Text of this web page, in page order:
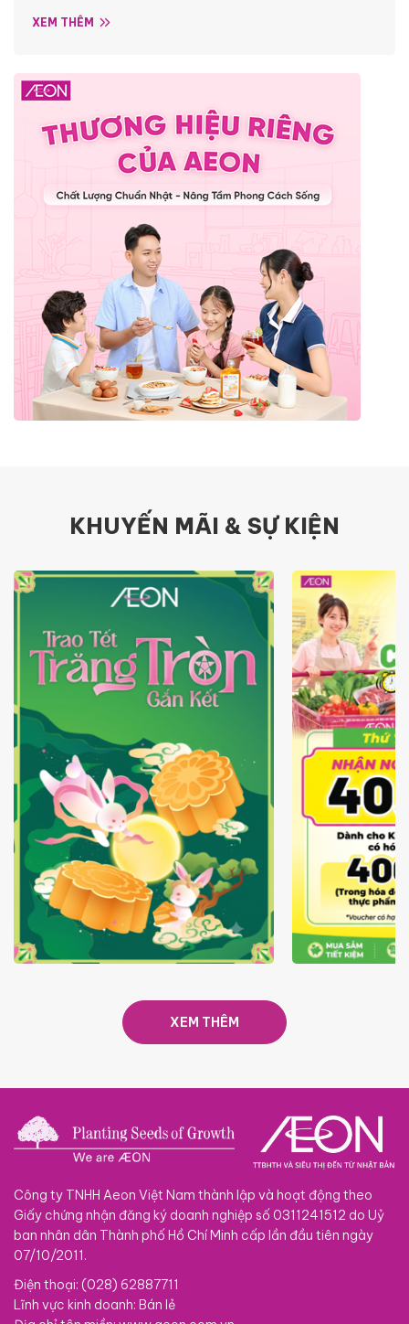
XEM THÊM
KHUYẾN MÃI & SỰ KIỆN
TRAO TẾT TRĂNG TRÒN GẮN
GIÁ LUÔN
XEM THÊM
Công ty TNHH Aeon Việt Nam thành lập và hoạt động theo
Giấy chứng nhận đăng ký doanh nghiệp số 0311241512 do Uỷ
ban nhân dân Thành phố Hồ Chí Minh cấp lần đầu tiên ngày
07/10/2011.
Điện thoại: (028) 62887711
Lĩnh vực kinh doanh: Bán lẻ